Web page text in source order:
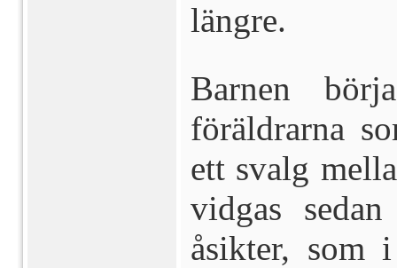
längre.
Barnen
föräldrarna
ett svalg
vidgas
åsikter, som